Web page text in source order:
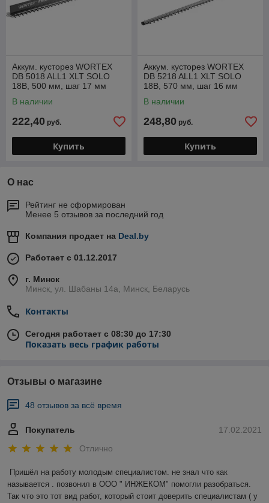
Аккум. кусторез WORTEX
DB 5018 ALL1 XLT SOLO
18В, 500 мм, шаг 17 мм
В наличии
222,40 руб.
Купить
Аккум. кусторез WORTEX
DB 5218 ALL1 XLT SOLO
18В, 570 мм, шаг 16 мм
В наличии
248,80 руб.
Купить
О нас
Рейтинг не сформирован
Менее 5 отзывов за последний год
Компания продает на Deal.by
Работает с 01.12.2017
г. Минск
Минск, ул. Шабаны 14а, Минск, Беларусь
Контакты
Сегодня работает с 08:30 до 17:30
Показать весь график работы
Отзывы о магазине
48 отзывов за всё время
17.02.2021
Покупатель
Отлично
Пришёл на работу молодым специалистом. не знал что как
называется . позвонил в ООО " ИНЖЕКОМ" помогли разобраться.
Так что это тот вид работ, который стоит доверить специалистам ( у